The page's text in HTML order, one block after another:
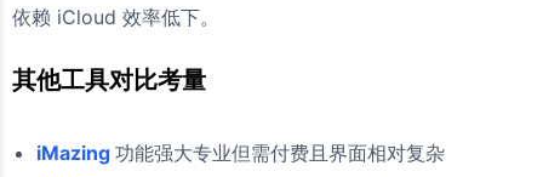
依赖 iCloud 效率低下。
其他工具对比考量
iMazing 功能强大专业但需付费且界面相对复杂